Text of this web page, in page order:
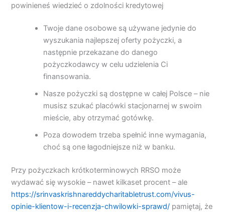
powinieneś wiedzieć o zdolności kredytowej
Twoje dane osobowe są używane jedynie do
wyszukania najlepszej oferty pożyczki, a
następnie przekazane do danego
pożyczkodawcy w celu udzielenia Ci
finansowania.
Nasze pożyczki są dostępne w całej Polsce – nie
musisz szukać placówki stacjonarnej w swoim
mieście, aby otrzymać gotówkę.
Poza dowodem trzeba spełnić inne wymagania,
choć są one łagodniejsze niż w banku.
Przy pożyczkach krótkoterminowych RRSO może
wydawać się wysokie – nawet kilkaset procent – ale
https://srinvaskrishnareddycharitabletrust.com/vivus-
opinie-klientow-i-recenzja-chwilowki-sprawd/ pamiętaj, że